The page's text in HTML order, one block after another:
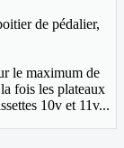
de pédalier,
le maximum de
fois les plateaux
10v et 11v...